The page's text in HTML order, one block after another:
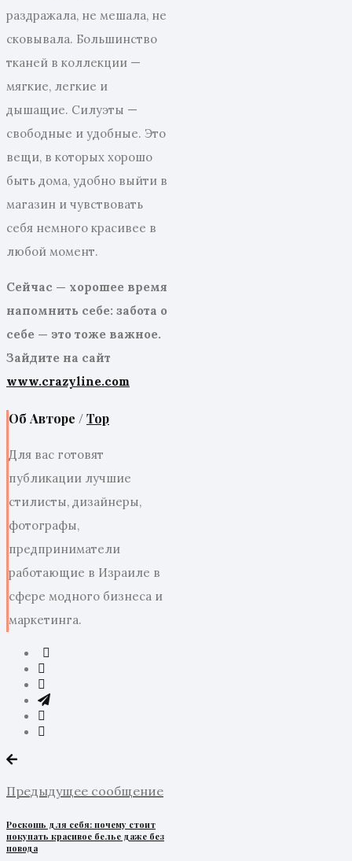
раздражала, не мешала, не
сковывала. Большинство
тканей в коллекции —
мягкие, легкие и
дышащие. Силуэты —
свободные и удобные. Это
вещи, в которых хорошо
быть дома, удобно выйти в
магазин и чувствовать
себя немного красивее в
любой момент.
Сейчас — хорошее время
напомнить себе: забота о
себе — это тоже важное.
Зайдите на сайт
www.crazyline.com
Об Авторе /Top
Для вас готовят
публикации лучшие
стилисты, дизайнеры,
фотографы,
предприниматели
работающие в Израиле в
сфере модного бизнеса и
маркетинга.
Предыдущее сообщение
Роскошь для себя: почему стоит
покупать красивое белье даже без
повода